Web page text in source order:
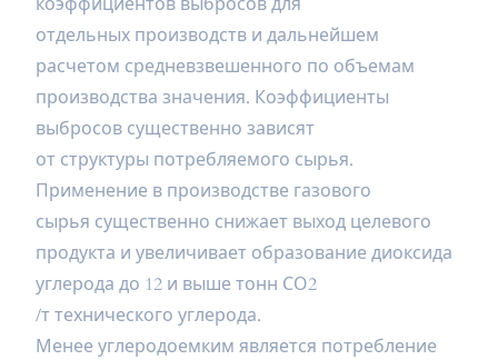
отдельных производств и дальнейшем
расчетом средневзвешенного по объемам
производства значения. Коэффициенты
выбросов существенно зависят
от структуры потребляемого сырья.
Применение в производстве газового
сырья существенно снижает выход целевого
продукта и увеличивает образование диоксида
углерода до 12 и выше тонн СО2
/т технического углерода.
Менее углеродоемким является потребление